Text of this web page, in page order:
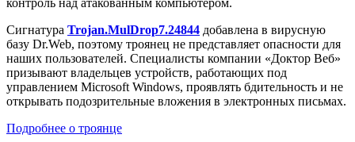
Сигнатура Trojan.MulDrop7.24844 добавлена в вирусную
базу Dr.Web, поэтому троянец не представляет опасности для
наших пользователей. Специалисты компании «Доктор Веб»
призывают владельцев устройств, работающих под
управлением Microsoft Windows, проявлять бдительность и не
открывать подозрительные вложения в электронных письмах.
Подробнее о троянце